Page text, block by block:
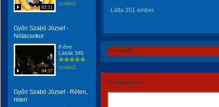
03:11
Izolda3
Győri Szabó József -
Nótacsokor
04:57
8 éve
Látták:345
Izolda3
Győri Szabó József - Réten,
réten
Látta 351 ember.
Értékeld!
Kommentáld!